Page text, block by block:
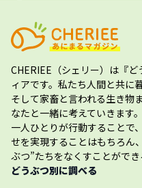
CHERIEE（シェリー） は『ど
ィアです。私たち人間と共に
そして家畜と言われる生き物
なたと一緒に考えていきます
一人ひとりが行動することで
せを実現することはもちろん
ぶつ”たちをなくすことができ
どうぶつ別に調べる